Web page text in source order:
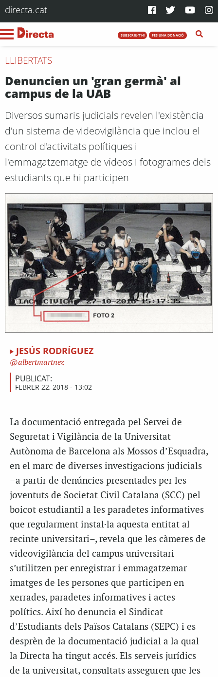
directa.cat
SUBSCRIU-T'HI FES UNA DONACIÓ
LLIBERTATS
Denuncien un 'gran germà' al
campus de la UAB
Diversos sumaris judicials revelen l'existència
d'un sistema de videovigilància que inclou el
control d'activitats polítiques i
l'emmagatzematge de vídeos i fotogrames dels
estudiants que hi participen
JESÚS RODRÍGUEZ
albertmartnez
PUBLICAT:
FEBRER 22, 2018 - 13:02
La documentació entregada pel Servei de
Seguretat i Vigilància de la Universitat
Autònoma de Barcelona als Mossos d’Esquadra,
en el marc de diverses investigacions judicials
–a partir de denúncies presentades per les
joventuts de Societat Civil Catalana (SCC) pel
boicot estudiantil a les paradetes informatives
que regularment instal·la aquesta entitat al
recinte universitari–, revela que les càmeres de
videovigilància del campus universitari
s’utilitzen per enregistrar i emmagatzemar
imatges de les persones que participen en
xerrades, paradetes informatives i actes
polítics. Així ho denuncia el Sindicat
d’Estudiants dels Països Catalans (SEPC) i es
desprèn de la documentació judicial a la qual
la Directa ha tingut accés. Els serveis jurídics
de la universitat, consultats asseguren que les